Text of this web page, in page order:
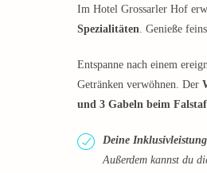
Im Hotel Grossarler Hof
Spezialitäten . Genieße
Entspanne nach einem
Getränken verwöhnen. Der
und 3 Gabeln beim
Deine
Außerdem kannst du